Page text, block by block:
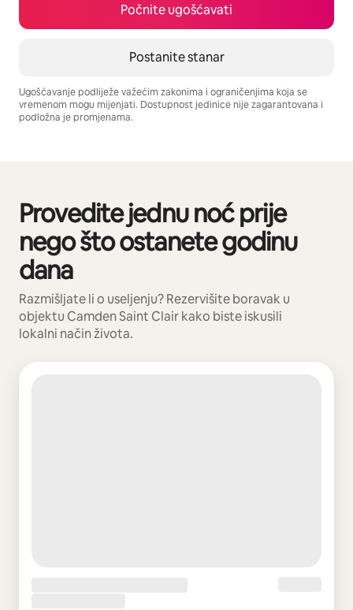
Počnite ugošćavati
Postanite stanar
Ugošćavanje podliježe važećim zakonima i ograničenjima koja se
vremenom mogu mijenjati. Dostupnost jedinice nije zagarantovana i
podložna je promjenama.
Provedite jednu noć prije
nego što ostanete godinu
dana
Razmišljate li o useljenju? Rezervišite boravak u
objektu Camden Saint Clair kako biste iskusili
lokalni način života.
Prikazano 0 od 0 stavki